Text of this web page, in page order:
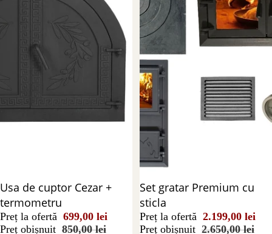
Reducere 18%
Usa de cuptor Cezar +
termometru
Preț la ofertă 699,00 lei
Preț obișnuit 850,00 lei
Reducere 17%
Set gratar Premium cu
sticla
Preț la ofertă 2.199,00 lei
Preț obișnuit 2.650,00 lei